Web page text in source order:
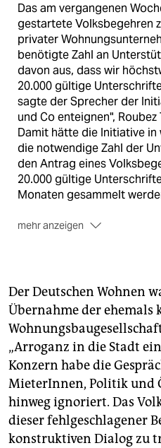
Das am vergangenen
gestartete Volksbegehren
privater
benötigte Zahl an
davon aus, dass wir
20.000 gültige
sagte der Sprecher der
und Co enteignen",
Damit hätte die Initiative in
die notwendige Zahl der
den Antrag eines
20.000 gültige
Monaten gesammelt
mehr anzeigen
Wohnungsgesellschaften,
Wohnungen besitzen, nach
enteignen. Ihre Bestände
überführt werden und die
"deutlich unter Marktwert
des Volksbegehrens ist ein
Wochenende gab es
Städten Demonstrationen
Mieten.(epd)
Der Deutschen Wohnen
Übernahme der ehemals
„Arroganz in die Stadt
Konzern habe die
MieterInnen, Politik und
hinweg ignoriert. Das
dieser fehlgeschlagener
konstruktiven Dialog zu